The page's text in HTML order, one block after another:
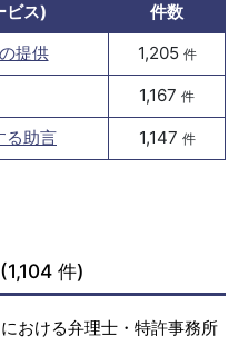
ビス)
件数
提供
1,205 件
1,167 件
る助言 1,147 件
(1,104 件)
における弁理士・特許事務所